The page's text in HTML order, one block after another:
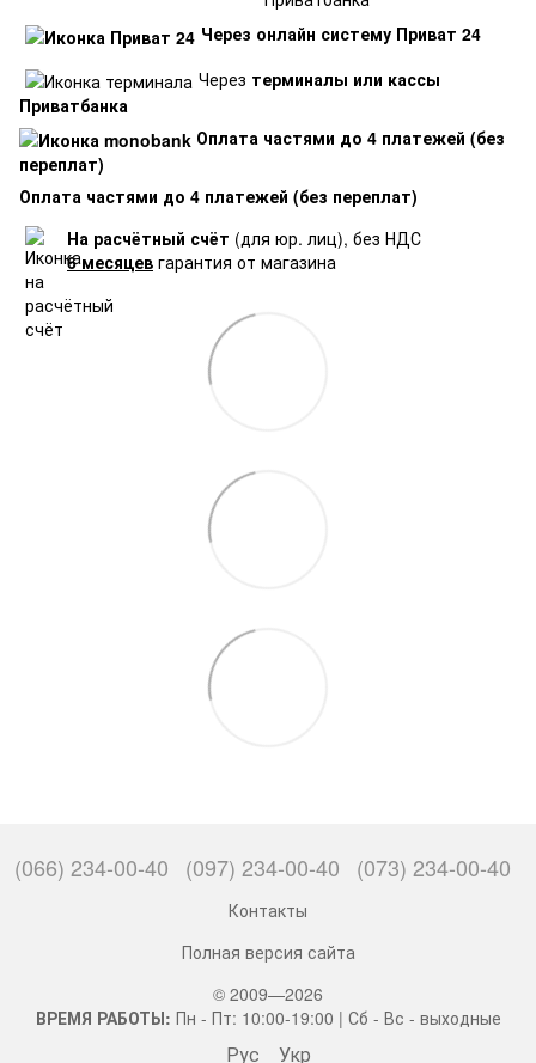
Через онлайн систему Приват 24
Через терминалы или кассы
Приватбанка
Оплата частями до 4 платежей (без
переплат)
Оплата частями до 4 платежей (без переплат)
На расчётный счёт (для юр. лиц), без НДС
6 месяцев гарантия от магазина
(066) 234-00-40 (097) 234-00-40 (073) 234-00-40
Контакты
Полная версия сайта
© 2009—2026
ВРЕМЯ РАБОТЫ: Пн - Пт: 10:00-19:00 | Сб - Вс - выходные
Рус Укр